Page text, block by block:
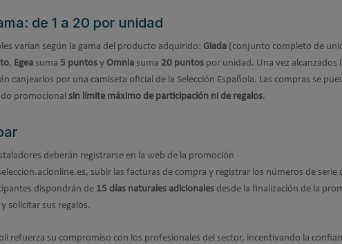
de 1 a 20 por unidad
varían según la gama del producto adquirido: Giada (conjunto completo de
, Egea suma 5 puntos y Omnia suma 20 puntos por unidad. Una vez alcanzados
canjearlos por una camiseta oficial de la Selección Española. Las compras se
promocional sin límite máximo de participación ni de regalos.
deberán registrarse en la web de la promoción
subir las facturas de compra y registrar los números de serie
dispondrán de 15 días naturales adicionales desde la finalización de la
solicitar sus regalos.
refuerza su compromiso con los profesionales del sector, incentivando la